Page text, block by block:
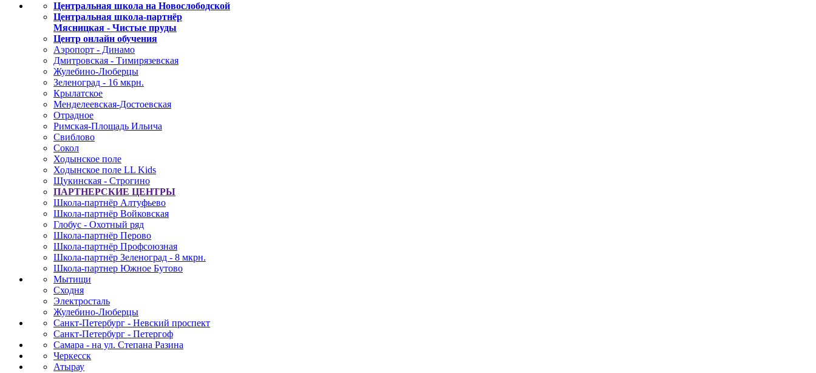
Центральная школа на Новослободской
Центральная школа-партнёр
Мясницкая - Чистые пруды
Центр онлайн обучения
Аэропорт - Динамо
Дмитровская - Тимирязевская
Жулебино-Люберцы
Зеленоград - 16 мкрн.
Крылатское
Менделеевская-Достоевская
Отрадное
Римская-Площадь Ильича
Свиблово
Сокол
Ходынское поле
Ходынское поле LL Kids
Щукинская - Строгино
ПАРТНЕРСКИЕ ЦЕНТРЫ
Школа-партнёр Алтуфьево
Школа-партнёр Войковская
Глобус - Охотный ряд
Школа-партнёр Перово
Школа-партнёр Профсоюзная
Школа-партнёр Зеленоград - 8 мкрн.
Школа-партнер Южное Бутово
Мытищи
Сходня
Электросталь
Жулебино-Люберцы
Санкт-Петербург - Невский проспект
Санкт-Петербург - Петергоф
Самара - на ул. Степана Разина
Черкесск
Атырау